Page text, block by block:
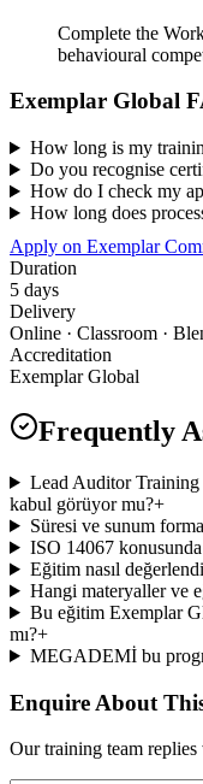
Complete the
behavioural
Exemplar Global
How long is my
Do you recognise
How do I check my
How long does
Apply on Exemplar
Duration
5 days
Delivery
Online · Classroom ·
Accreditation
Exemplar Global
Frequently
Lead Auditor Training
kabul görüyor mu?+
Süresi ve sunum
ISO 14067
Eğitim nasıl
Hangi materyaller ve
Bu eğitim Exemplar
mı?+
MEGADEMİ bu
Enquire About
Our training team